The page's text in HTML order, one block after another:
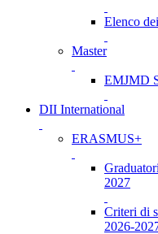
Elenco
Master
EMJMD
DII International
ERASMUS+
2027
Criteri di
2026-